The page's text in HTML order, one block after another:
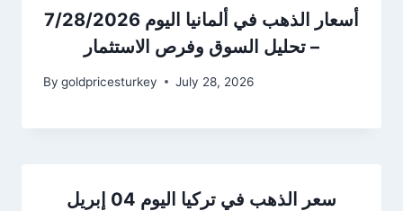
أسعار الذهب في ألمانيا اليوم 7/28/2026
– تحليل السوق وفرص الاستثمار
By goldpricesturkey July 28, 2026
سعر الذهب في تركيا اليوم 04 إبريل